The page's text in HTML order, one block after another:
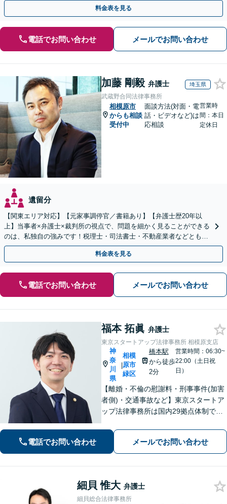
料金表を見る
電話でお問い合わせ メールでお問い合わせ
加藤 剛毅 弁護士 埼玉県
武蔵野合同法律事務所
相模原市
からも相談
受付中
面談方法(対面・電
話・ビデオなど)は
応相談
営業時
間：本日
定休日
遺留分
【関東エリア対応】【元家事調停官／書籍あり】【弁護士歴20年以
上】当事者×弁護士×裁判所の視点で、問題を細かく見ることができる
のは、私独自の強みです！税理士・司法書士・不動産業者などとも連
携。地元密着で、親切＆丁寧にお悩みに寄り添います。
料金表を見る
電話でお問い合わせ メールでお問い合わせ
福本 拓眞 弁護士
東京スタートアップ法律事務所 相模原支店
神
奈
川
県
|
相模
原市
緑区
橋本駅
から徒歩
2分
営業時間：06:30~
22:00（土日祝
日）
【離婚・不倫の慰謝料・刑事事件(加害
者側)・交通事故など】東京スタートア
ップ法律事務所は国内29拠点体制で全
対応(法律相談は完全予約制)】各分野で
専門性の高い弁護士が寄り添い解決を
サポートします。
電話でお問い合わせ メールでお問い合わせ
細貝 惟大 弁護士
細貝総合法律事務所